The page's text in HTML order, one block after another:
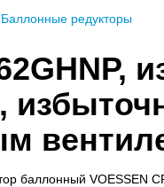
Баллонные редукторы
баллонный VOESSEN